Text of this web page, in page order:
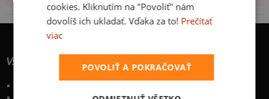
Všetko o nákupe
cookies. Kliknutím na "Povoliť" nám
dovolíš ich ukladať. Vďaka za to! Prečítať
viac
POVOLIŤ A POKRAČOVAŤ